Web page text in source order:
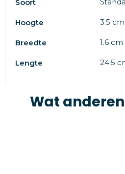
Soort
Hoogte 3.5 cm
Breedte 1.6 cm
Lengte 24.5
Wat